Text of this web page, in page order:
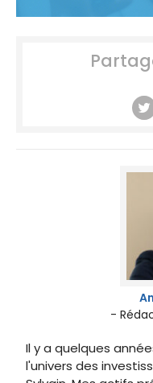
-
Il y a quelques
l'univers des